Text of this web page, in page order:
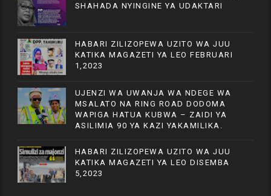
SHAHADA NYINGINE YA UDAKTARI
HABARI ZILIZOPEWA UZITO WA JUU
KATIKA MAGAZETI YA LEO FEBRUARI
1,2023
UJENZI WA UWANJA WA NDEGE WA
MSALATO NA RING ROAD DODOMA
WAPIGA HATUA KUBWA – ZAIDI YA
ASILIMIA 90 YA KAZI YAKAMILIKA.
HABARI ZILIZOPEWA UZITO WA JUU
KATIKA MAGAZETI YA LEO DISEMBA
5,2023